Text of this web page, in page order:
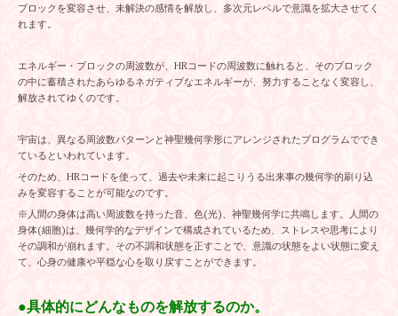
ブロックを変容させ、未解決の感情を解放し、多次元レベルで意識を拡大させてく
れます。
エネルギー・ブロックの周波数が、HRコードの周波数に触れると、そのブロック
の中に蓄積されたあらゆるネガティブなエネルギーが、努力することなく変容し、
解放されてゆくのです。
宇宙は、異なる周波数パターンと神聖幾何学形にアレンジされたプログラムででき
ているといわれています。
そのため、HRコードを使って、過去や未来に起こりうる出来事の幾何学的刷り込
みを変容することが可能なのです。
※人間の身体は高い周波数を持った音、色(光)、神聖幾何学に共鳴します。人間の
身体(細胞)は、幾何学的なデザインで構成されているため、ストレスや思考により
その調和が崩れます。その不調和状態を正すことで、意識の状態をよい状態に変え
て、心身の健康や平穏な心を取り戻すことができます。
●具体的にどんなものを解放するのか。